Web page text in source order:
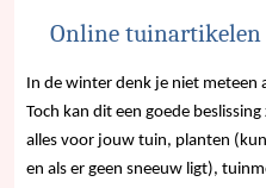
Online tuinartikelen
In de winter denk je niet meteen
Toch kan dit een goede
alles voor jouw tuin, planten
en als er geen sneeuw ligt),